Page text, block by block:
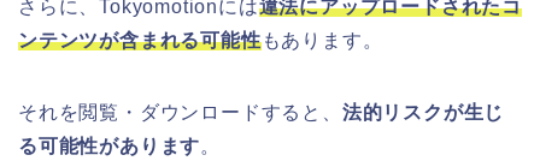
さらに、Tokyomotionには違法にアップロードされたコ
ンテンツが含まれる可能性もあります。
それを閲覧・ダウンロードすると、 法的リスクが生じ
る可能性があります。